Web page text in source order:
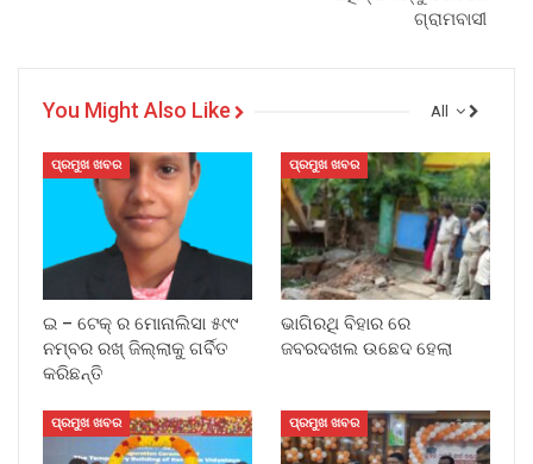
ଗ୍ରାମବାସୀ
All
You Might Also Like
ପ୍ରମୁଖ ଖବର
ଇ – ଟେକ୍ ର ମୋନାଲିସା ୫୯୯
ନମ୍ବର ରଖ୍ ଜିଲ୍ଲାକୁ ଗର୍ବିତ
କରିଛନ୍ତି
ପ୍ରମୁଖ ଖବର
ଭାଗିରଥି ବିହାର ରେ
ଜବରଦଖଲ ଉଛେଦ ହେଲା
ପ୍ରମୁଖ ଖବର ପ୍ରମୁଖ ଖବର